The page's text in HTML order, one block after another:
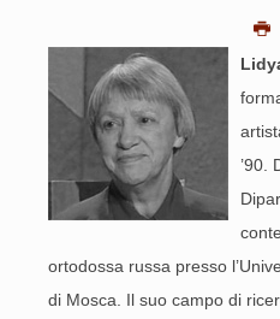
’90.
ortodossa russa presso
di Mosca. Il suo campo di